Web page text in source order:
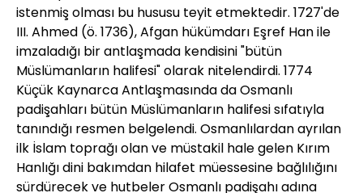
istenmiş olması bu hususu teyit etmektedir. 1727'de
III. Ahmed (ö. 1736), Afgan hükümdarı Eşref Han ile
imzaladığı bir antlaşmada kendisini "bütün
Müslümanların halifesi" olarak nitelendirdi. 1774
Küçük Kaynarca Antlaşmasında da Osmanlı
padişahları bütün Müslümanların halifesi sıfatıyla
tanındığı resmen belgelendi. Osmanlılardan ayrılan
ilk İslam toprağı olan ve müstakil hale gelen Kırım
Hanlığı dini bakımdan hilafet müessesine bağlılığını
sürdürecek ve hutbeler Osmanlı padişahı adına